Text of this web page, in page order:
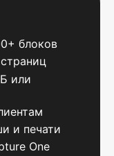
блоков
или
и печати
One